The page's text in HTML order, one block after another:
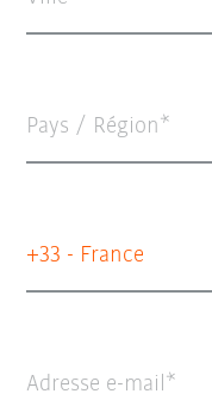
Pays / Région*
+33 - France
Adresse e-mail